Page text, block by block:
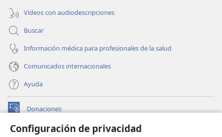
Configuración de privacidad
Videos con audiodescripciones
Buscar
Información médica para profesionales de la salud
Comunicados internacionales
Ayuda
Donaciones
(abre
nueva